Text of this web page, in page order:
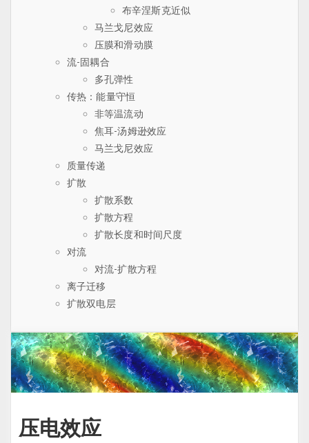
布辛涅斯克近似
马兰戈尼效应
压膜和滑动膜
流-固耦合
多孔弹性
传热：能量守恒
非等温流动
焦耳-汤姆逊效应
马兰戈尼效应
质量传递
扩散
扩散系数
扩散方程
扩散长度和时间尺度
对流
对流-扩散方程
离子迁移
扩散双电层
压电效应